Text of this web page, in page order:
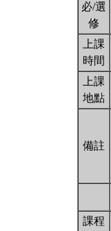
必/選
修
上課
時間
上課
地點
備註
課程